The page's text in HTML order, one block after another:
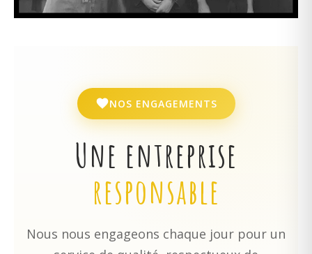
NOS ENGAGEMENTS
Une entreprise
responsable
Nous nous engageons chaque jour pour un